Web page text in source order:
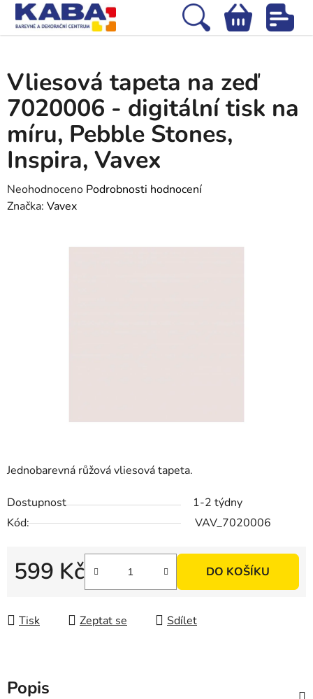
Přejít
obsah
Hledat
NÁKUPNÍ
Jednobarevná růžová vliesová tapeta.
Dostupnost
1-2 týdny
Kód:
VAV_7020006
599 Kč DO KOŠÍKU
Tisk Zeptat se Sdílet
Vliesová tapeta na zeď
7020006 - digitální tisk na
míru, Pebble Stones,
Inspira, Vavex
Průměrné
hodnocení
Neohodnoceno Podrobnosti hodnocení
Značka: Vavex
Popis